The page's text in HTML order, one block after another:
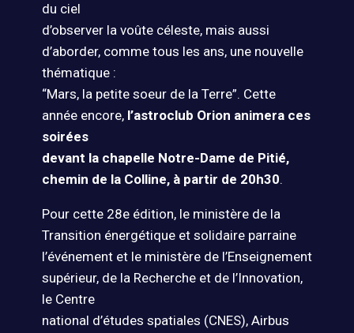
du ciel
d’observer la voûte céleste, mais aussi
d’aborder, comme tous les ans, une nouvelle
thématique :
“Mars, la petite soeur de la Terre”. Cette
année encore, l’astroclub Orion animera ces
soirées
devant la chapelle Notre-Dame de Pitié,
chemin de la Colline, à partir de 20h30.
Pour cette 28e édition, le ministère de la
Transition énergétique et solidaire parraine
l’événement et le ministère de l’Enseignement
supérieur, de la Recherche et de l’Innovation,
le Centre
national d’études spatiales (CNES), Airbus